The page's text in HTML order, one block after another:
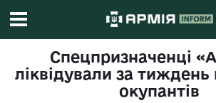
Спецпризначенці
ліквідували за тиждень
окупантів